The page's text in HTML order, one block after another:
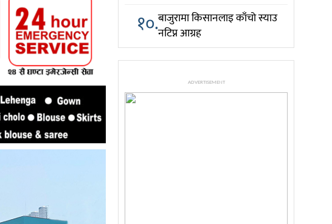
१०.बाजुरामा किसानलाइ काँचो स्याउ
नटिप्न आग्रह
ADVERTISEMENT